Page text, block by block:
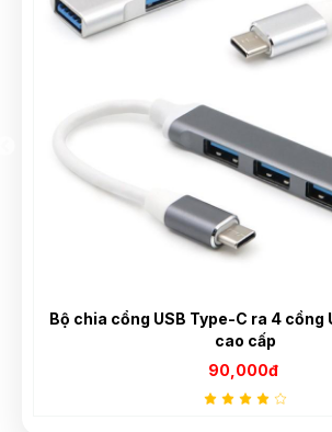
LCD SAMSUNG 21.5"
FHD,HDMI, VGA, Full
2,350,000đ